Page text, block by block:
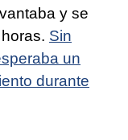
y se
Sin
un
durante